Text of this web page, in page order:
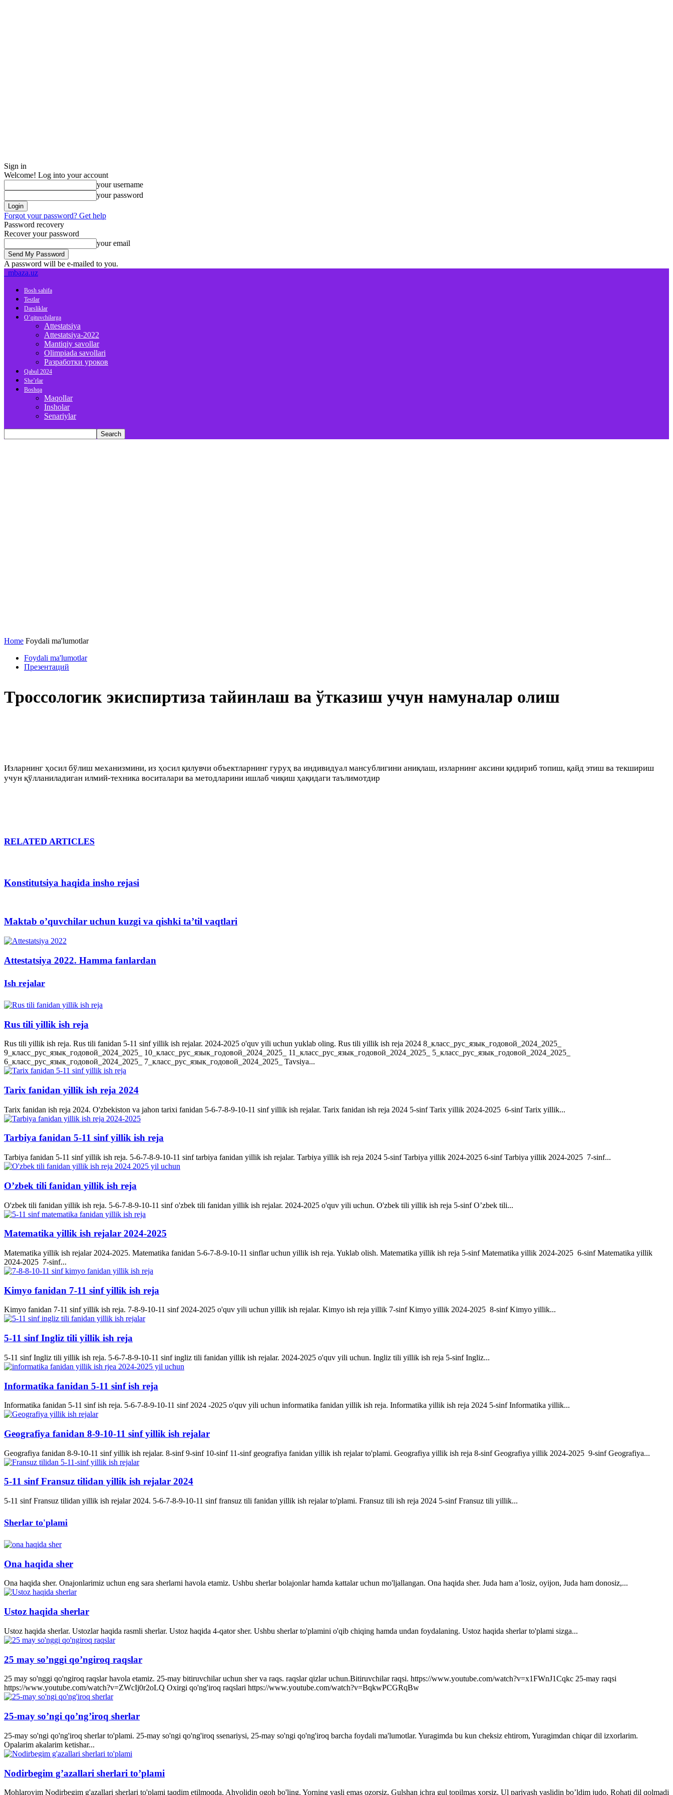
Sign in
Welcome! Log into your account
your username
your password
Forgot your password? Get help
Password recovery
Recover your password
your email
A password will be e-mailed to you.
mbaza.uz
Bosh sahifa
Testlar
Darsliklar
O’qituvchilarga
Attestatsiya
Attestatsiya-2022
Mantiqiy savollar
Olimpiada savollari
Разработки уроков
Qabul 2024
She’rlar
Boshqa
Maqollar
Insholar
Senariylar
Home Foydali ma'lumotlar
Foydali ma'lumotlar
Презентаций
Троссологик экиспиртиза тайинлаш ва ўтказиш учун намуналар олиш
Изларнинг ҳосил бўлиш механизмини, из ҳосил қилувчи объектларнинг гуруҳ ва индивидуал мансублигини аниқлаш, изларнинг аксини қидириб топиш, қайд этиш ва текшириш
учун қўлланиладиган илмий-техника воситалари ва методларини ишлаб чиқиш ҳақидаги таълимотдир
RELATED ARTICLES
Konstitutsiya haqida insho rejasi
Maktab o’quvchilar uchun kuzgi va qishki ta’til vaqtlari
Attestatsiya 2022. Hamma fanlardan
Ish rejalar
Rus tili yillik ish reja
Rus tili yillik ish reja. Rus tili fanidan 5-11 sinf yillik ish rejalar. 2024-2025 o'quv yili uchun yuklab oling. Rus tili yillik ish reja 2024 8_класс_рус_язык_годовой_2024_2025_
9_класс_рус_язык_годовой_2024_2025_ 10_класс_рус_язык_годовой_2024_2025_ 11_класс_рус_язык_годовой_2024_2025_ 5_класс_рус_язык_годовой_2024_2025_
6_класс_рус_язык_годовой_2024_2025_ 7_класс_рус_язык_годовой_2024_2025_ Tavsiya...
Tarix fanidan yillik ish reja 2024
Tarix fanidan ish reja 2024. O'zbekiston va jahon tarixi fanidan 5-6-7-8-9-10-11 sinf yillik ish rejalar. Tarix fanidan ish reja 2024 5-sinf Tarix yillik 2024-2025 6-sinf Tarix yillik...
Tarbiya fanidan 5-11 sinf yillik ish reja
Tarbiya fanidan 5-11 sinf yillik ish reja. 5-6-7-8-9-10-11 sinf tarbiya fanidan yillik ish rejalar. Tarbiya yillik ish reja 2024 5-sinf Tarbiya yillik 2024-2025 6-sinf Tarbiya yillik 2024-2025 7-sinf...
O’zbek tili fanidan yillik ish reja
O'zbek tili fanidan yillik ish reja. 5-6-7-8-9-10-11 sinf o'zbek tili fanidan yillik ish rejalar. 2024-2025 o'quv yili uchun. O'zbek tili yillik ish reja 5-sinf O’zbek tili...
Matematika yillik ish rejalar 2024-2025
Matematika yillik ish rejalar 2024-2025. Matematika fanidan 5-6-7-8-9-10-11 sinflar uchun yillik ish reja. Yuklab olish. Matematika yillik ish reja 5-sinf Matematika yillik 2024-2025 6-sinf Matematika yillik
2024-2025 7-sinf...
Kimyo fanidan 7-11 sinf yillik ish reja
Kimyo fanidan 7-11 sinf yillik ish reja. 7-8-9-10-11 sinf 2024-2025 o'quv yili uchun yillik ish rejalar. Kimyo ish reja yillik 7-sinf Kimyo yillik 2024-2025 8-sinf Kimyo yillik...
5-11 sinf Ingliz tili yillik ish reja
5-11 sinf Ingliz tili yillik ish reja. 5-6-7-8-9-10-11 sinf ingliz tili fanidan yillik ish rejalar. 2024-2025 o'quv yili uchun. Ingliz tili yillik ish reja 5-sinf Ingliz...
Informatika fanidan 5-11 sinf ish reja
Informatika fanidan 5-11 sinf ish reja. 5-6-7-8-9-10-11 sinf 2024 -2025 o'quv yili uchun informatika fanidan yillik ish reja. Informatika yillik ish reja 2024 5-sinf Informatika yillik...
Geografiya fanidan 8-9-10-11 sinf yillik ish rejalar
Geografiya fanidan 8-9-10-11 sinf yillik ish rejalar. 8-sinf 9-sinf 10-sinf 11-sinf geografiya fanidan yillik ish rejalar to'plami. Geografiya yillik ish reja 8-sinf Geografiya yillik 2024-2025 9-sinf Geografiya...
5-11 sinf Fransuz tilidan yillik ish rejalar 2024
5-11 sinf Fransuz tilidan yillik ish rejalar 2024. 5-6-7-8-9-10-11 sinf fransuz tili fanidan yillik ish rejalar to'plami. Fransuz tili ish reja 2024 5-sinf Fransuz tili yillik...
Sherlar to'plami
Ona haqida sher
Ona haqida sher. Onajonlarimiz uchun eng sara sherlarni havola etamiz. Ushbu sherlar bolajonlar hamda kattalar uchun mo'ljallangan. Ona haqida sher. Juda ham a’losiz, oyijon, Juda ham donosiz,...
Ustoz haqida sherlar
Ustoz haqida sherlar. Ustozlar haqida rasmli sherlar. Ustoz haqida 4-qator sher. Ushbu sherlar to'plamini o'qib chiqing hamda undan foydalaning. Ustoz haqida sherlar to'plami sizga...
25 may so’nggi qo’ngiroq raqslar
25 may so'nggi qo'ngiroq raqslar havola etamiz. 25-may bitiruvchilar uchun sher va raqs. raqslar qizlar uchun.Bitiruvchilar raqsi. https://www.youtube.com/watch?v=x1FWnJ1Cqkc 25-may raqsi
https://www.youtube.com/watch?v=ZWcIj0r2oLQ Oxirgi qo'ng'iroq raqslari https://www.youtube.com/watch?v=BqkwPCGRqBw
25-may so’ngi qo’ng’iroq sherlar
25-may so'ngi qo'ng'iroq sherlar to'plami. 25-may so'ngi qo'ng'iroq ssenariysi, 25-may so'ngi qo'ng'iroq barcha foydali ma'lumotlar. Yuragimda bu kun cheksiz ehtirom, Yuragimdan chiqar dil izxorlarim.
Opalarim akalarim ketishar...
Nodirbegim g’azallari sherlari to’plami
Mohlaroyim Nodirbegim g'azallari sherlari to'plami taqdim etilmoqda. Ahvolidin ogoh bo'ling. Yorning vasli emas ozorsiz, Gulshan ichra gul topilmas xorsiz. Ul parivash vaslidin bo’ldim judo, Rohati dil qolmadi